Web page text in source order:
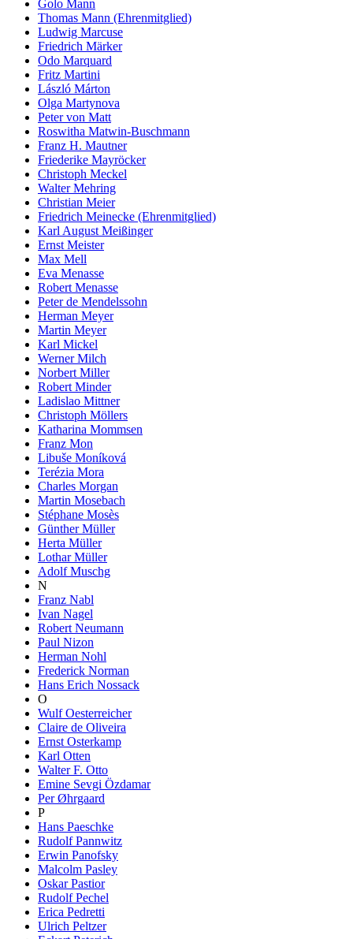
Golo Mann
Thomas Mann (Ehrenmitglied)
Ludwig Marcuse
Friedrich Märker
Odo Marquard
Fritz Martini
László Márton
Olga Martynova
Peter von Matt
Roswitha Matwin-Buschmann
Franz H. Mautner
Friederike Mayröcker
Christoph Meckel
Walter Mehring
Christian Meier
Friedrich Meinecke (Ehrenmitglied)
Karl August Meißinger
Ernst Meister
Max Mell
Eva Menasse
Robert Menasse
Peter de Mendelssohn
Herman Meyer
Martin Meyer
Karl Mickel
Werner Milch
Norbert Miller
Robert Minder
Ladislao Mittner
Christoph Möllers
Katharina Mommsen
Franz Mon
Libuše Moníková
Terézia Mora
Charles Morgan
Martin Mosebach
Stéphane Mosès
Günther Müller
Herta Müller
Lothar Müller
Adolf Muschg
N
Franz Nabl
Ivan Nagel
Robert Neumann
Paul Nizon
Herman Nohl
Frederick Norman
Hans Erich Nossack
O
Wulf Oesterreicher
Claire de Oliveira
Ernst Osterkamp
Karl Otten
Walter F. Otto
Emine Sevgi Özdamar
Per Øhrgaard
P
Hans Paeschke
Rudolf Pannwitz
Erwin Panofsky
Malcolm Pasley
Oskar Pastior
Rudolf Pechel
Erica Pedretti
Ulrich Peltzer